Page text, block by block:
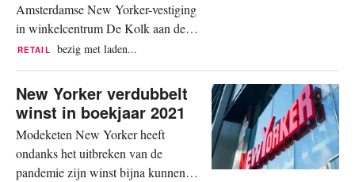
Amsterdamse New Yorker-vestiging
in winkelcentrum De Kolk aan de
Nieuwendijk, krijgt de winkel een
‘facelift’ en opent de winkel opnieuw
zijn deuren op 8 juni, zo laat New
Yorker weten in een persbericht.
New Yorker breidde de winkel uit en
fungeert nu als ‘s werelds grootste
flagshipstore van de Duitse...
RETAIL bezig met laden...
New Yorker verdubbelt
winst in boekjaar 2021
Modeketen New Yorker heeft
ondanks het uitbreken van de
pandemie zijn winst bijna kunnen